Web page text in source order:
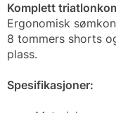
Komplett
Ergonomisk
8 tommers shorts
plass.
Spesifikasjoner: